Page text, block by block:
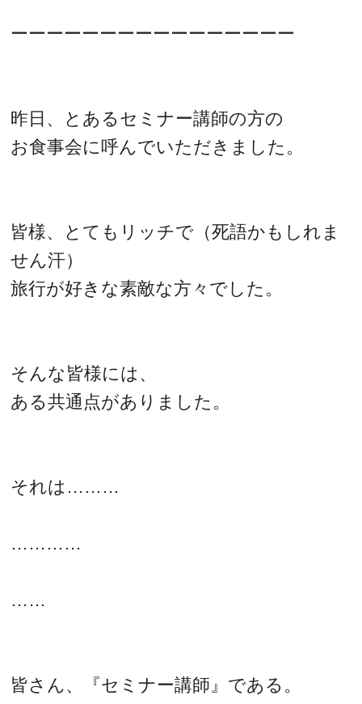
ーーーーーーーーーーーーーーーー
昨日、とあるセミナー講師の方の
お食事会に呼んでいただきました。
皆様、とてもリッチで（死語かもしれま
せん汗）
旅行が好きな素敵な方々でした。
そんな皆様には、
ある共通点がありました。
それは………
…………
……
皆さん、『セミナー講師』である。